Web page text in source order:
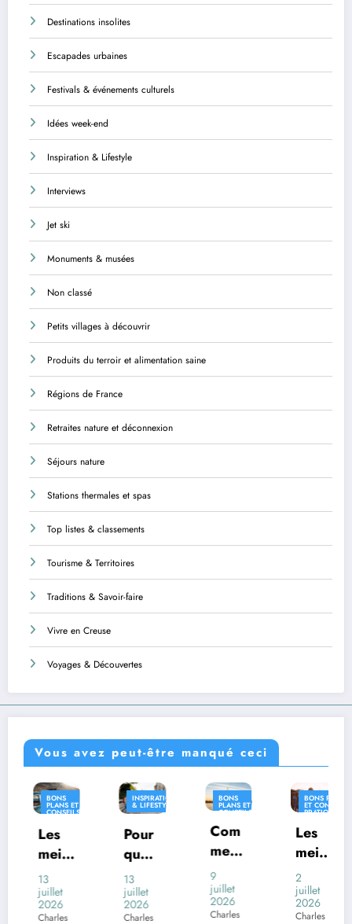
Destinations insolites
Escapades urbaines
Festivals & événements culturels
Idées week-end
Inspiration & Lifestyle
Interviews
Jet ski
Monuments & musées
Non classé
Petits villages à découvrir
Produits du terroir et alimentation saine
Régions de France
Retraites nature et déconnexion
Séjours nature
Stations thermales et spas
Top listes & classements
Tourisme & Territoires
Traditions & Savoir-faire
Vivre en Creuse
Voyages & Découvertes
Vous avez peut-être manqué ceci
INSPIRATION
& LIFESTYLE
Pour
quoi
nes
com
juillet
2026
Charles
BONS
PLANS ET
CONSEILS
Com
ment
ger
en
juillet
2026
Charles
BONS PLANS
ET CONSEILS
PRATIQUES
INSPIRATION
& LIFESTYLE
Les
meill
desti
natio
juillet
2026
Charles
&
Où
vivre
Franc
e
juin
2026
Charles